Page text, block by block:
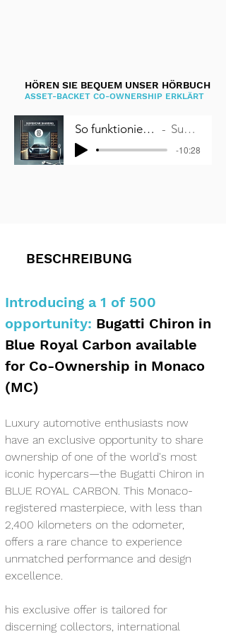
HÖREN SIE BEQUEM UNSER HÖRBUCH
ASSET-BACKET CO-OWNERSHIP ERKLÄRT
So funktioniert Miteigentum an Autos Supercar Sharing
-10:28
BESCHREIBUNG
Introducing a 1 of 500
opportunity: Bugatti Chiron in
Blue Royal Carbon available
for Co-Ownership in Monaco
(MC)
Luxury automotive enthusiasts now
have an exclusive opportunity to share
ownership of one of the world's most
iconic hypercars—the Bugatti Chiron in
BLUE ROYAL CARBON. This Monaco-
registered masterpiece, with less than
2,400 kilometers on the odometer,
offers a rare chance to experience
unmatched performance and design
excellence.
his exclusive offer is tailored for
discerning collectors, international